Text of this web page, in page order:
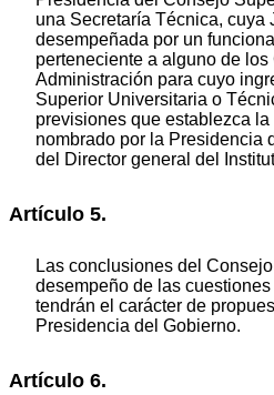
una Secretaría Técnica, cuya
desempeñada por un
perteneciente a alguno de los
Administración para cuyo
Superior Universitaria o
previsiones que establezca
nombrado por la Presidencia
del Director general del
Artículo 5.
Las conclusiones del
desempeño de las
tendrán el carácter de
Presidencia del Gobierno.
Artículo 6.